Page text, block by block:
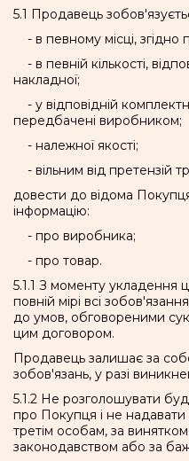
5.1 Продавець
- в певному місці, згідно
- в певній кількості,
накладної;
- у відповідній
передбачені виробником;
- належної якості;
- вільним від претензій
довести до відома
інформацію:
- про виробника;
- про товар.
5.1.1 З моменту укладення
повній мірі всі
до умов, обговореними
цим договором.
Продавець залишає за
зобов'язань, у разі
5.1.2 Не розголошувати
про Покупця і не надавати
третім особам, за
законодавством або за